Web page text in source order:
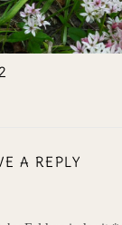
A REPLY